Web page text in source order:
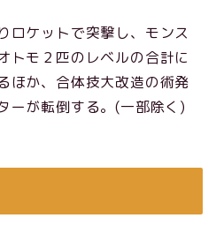
ロケットで突撃し、モンス
トモ２匹のレベルの合計に
ほか、合体技大改造の術発
ーが転倒する。(一部除く)